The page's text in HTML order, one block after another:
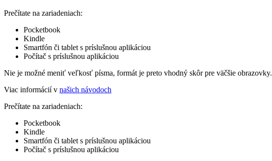
Prečítate na zariadeniach:
Pocketbook
Kindle
Smartfón či tablet s príslušnou aplikáciou
Počítač s príslušnou aplikáciou
Nie je možné meniť veľkosť písma, formát je preto vhodný skôr pre väčšie obrazovky.
Viac informácií v našich návodoch
Prečítate na zariadeniach:
Pocketbook
Kindle
Smartfón či tablet s príslušnou aplikáciou
Počítač s príslušnou aplikáciou